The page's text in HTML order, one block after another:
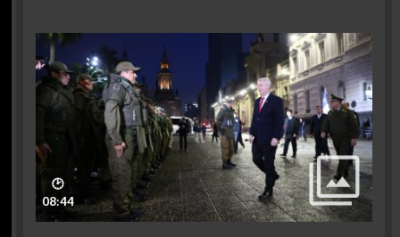
🕑
08:44